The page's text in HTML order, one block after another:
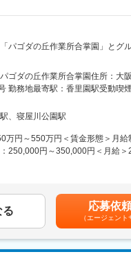
パゴダの丘作業所合掌園」とグ
続支援B型事業所におけるサービ
だきます。
続き
成
会議での担当業務
25名・就労継続支援B型10名
ゴダの丘作業所合掌園住所：大
勤務地最寄駅：香里園駅受動喫
：会社の定める事業所
、寝屋川公園駅
万円～550万円＜賃金形態＞月給
250,000円～350,000円＜月給＞
固定手当を含めた表記です。
る 応募依
（エージェント